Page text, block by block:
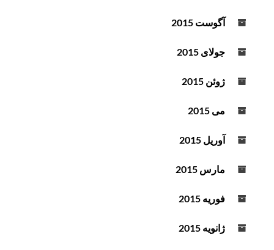
آگوست 2015
جولای 2015
ژوئن 2015
می 2015
آوریل 2015
مارس 2015
فوریه 2015
ژانویه 2015